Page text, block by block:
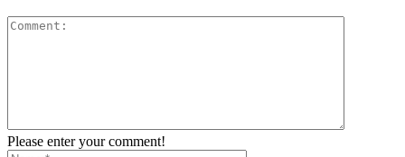
Please enter your comment!